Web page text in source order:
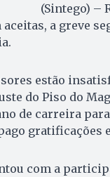
(Sintego) –
a greve
estão
do Piso do
de carreira
gratificações
com a